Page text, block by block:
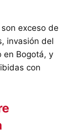
exceso de
invasión del
en Bogotá, y
con